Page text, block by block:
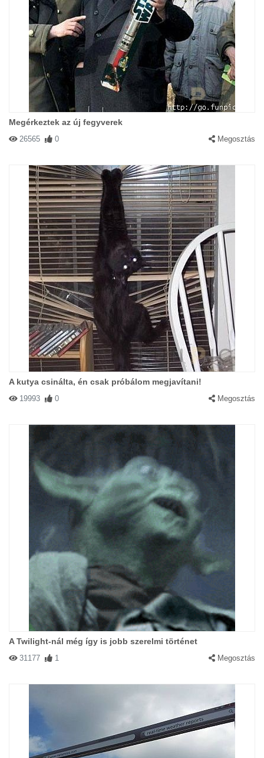
Megérkeztek az új fegyverek
26565 0 Megosztás
A kutya csinálta, én csak próbálom megjavítani!
19993 0 Megosztás
A Twilight-nál még így is jobb szerelmi történet
31177 1 Megosztás